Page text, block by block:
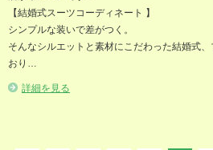
【結婚式スーツコーディネート 】
シンプルな装いで差がつく。
そんなシルエットと素材にこだわった結婚式
おり…
詳細を見る